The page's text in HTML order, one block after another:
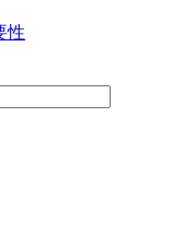
性